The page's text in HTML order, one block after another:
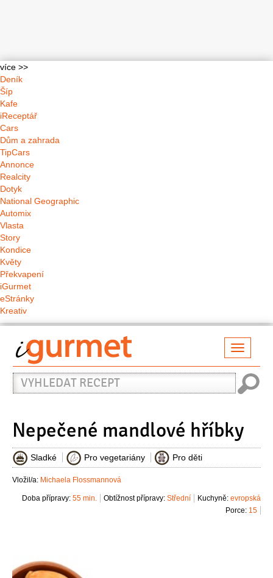
více >>
Deník
Šíp
Kafe
iReceptář
Cars
Dům a zahrada
TipCars
Annonce
Realcity
Dotyk
National Geographic
Automix
Vlasta
Story
Kondice
Květy
Překvapení
iGurmet
eStránky
Kreativ
Vyhledat
recept
Nepečené mandlové hříbky
Sladké Pro vegetariány Pro děti
Vložil/a: Michaela Flossmannová
Kuchyně: evropská
Obtížnost přípravy: Střední
Doba přípravy: 55 min.
Porce: 15